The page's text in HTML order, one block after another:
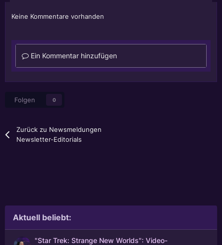
Keine Kommentare vorhanden
Ein Kommentar hinzufügen
Folgen 0
Zurück zu Newsmeldungen
Newsletter-Editorials
Aktuell beliebt:
"Star Trek: Strange New Worlds": Video-